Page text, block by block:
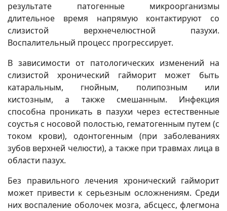
результате патогенные микроорганизмы
длительное время напрямую контактируют со
слизистой верхнечелюстной пазухи.
Воспалительный процесс прогрессирует.
В зависимости от патологических изменений на
слизистой хронический гайморит может быть
катаральным, гнойным, полипозным или
кистозным, а также смешанным. Инфекция
способна проникать в пазухи через естественные
соустья с носовой полостью, гематогенным путем (с
током крови), одонтогенным (при заболеваниях
зубов верхней челюсти), а также при травмах лица в
области пазух.
Без правильного лечения хронический гайморит
может привести к серьезным осложнениям. Среди
них воспаление оболочек мозга, абсцесс, флегмона